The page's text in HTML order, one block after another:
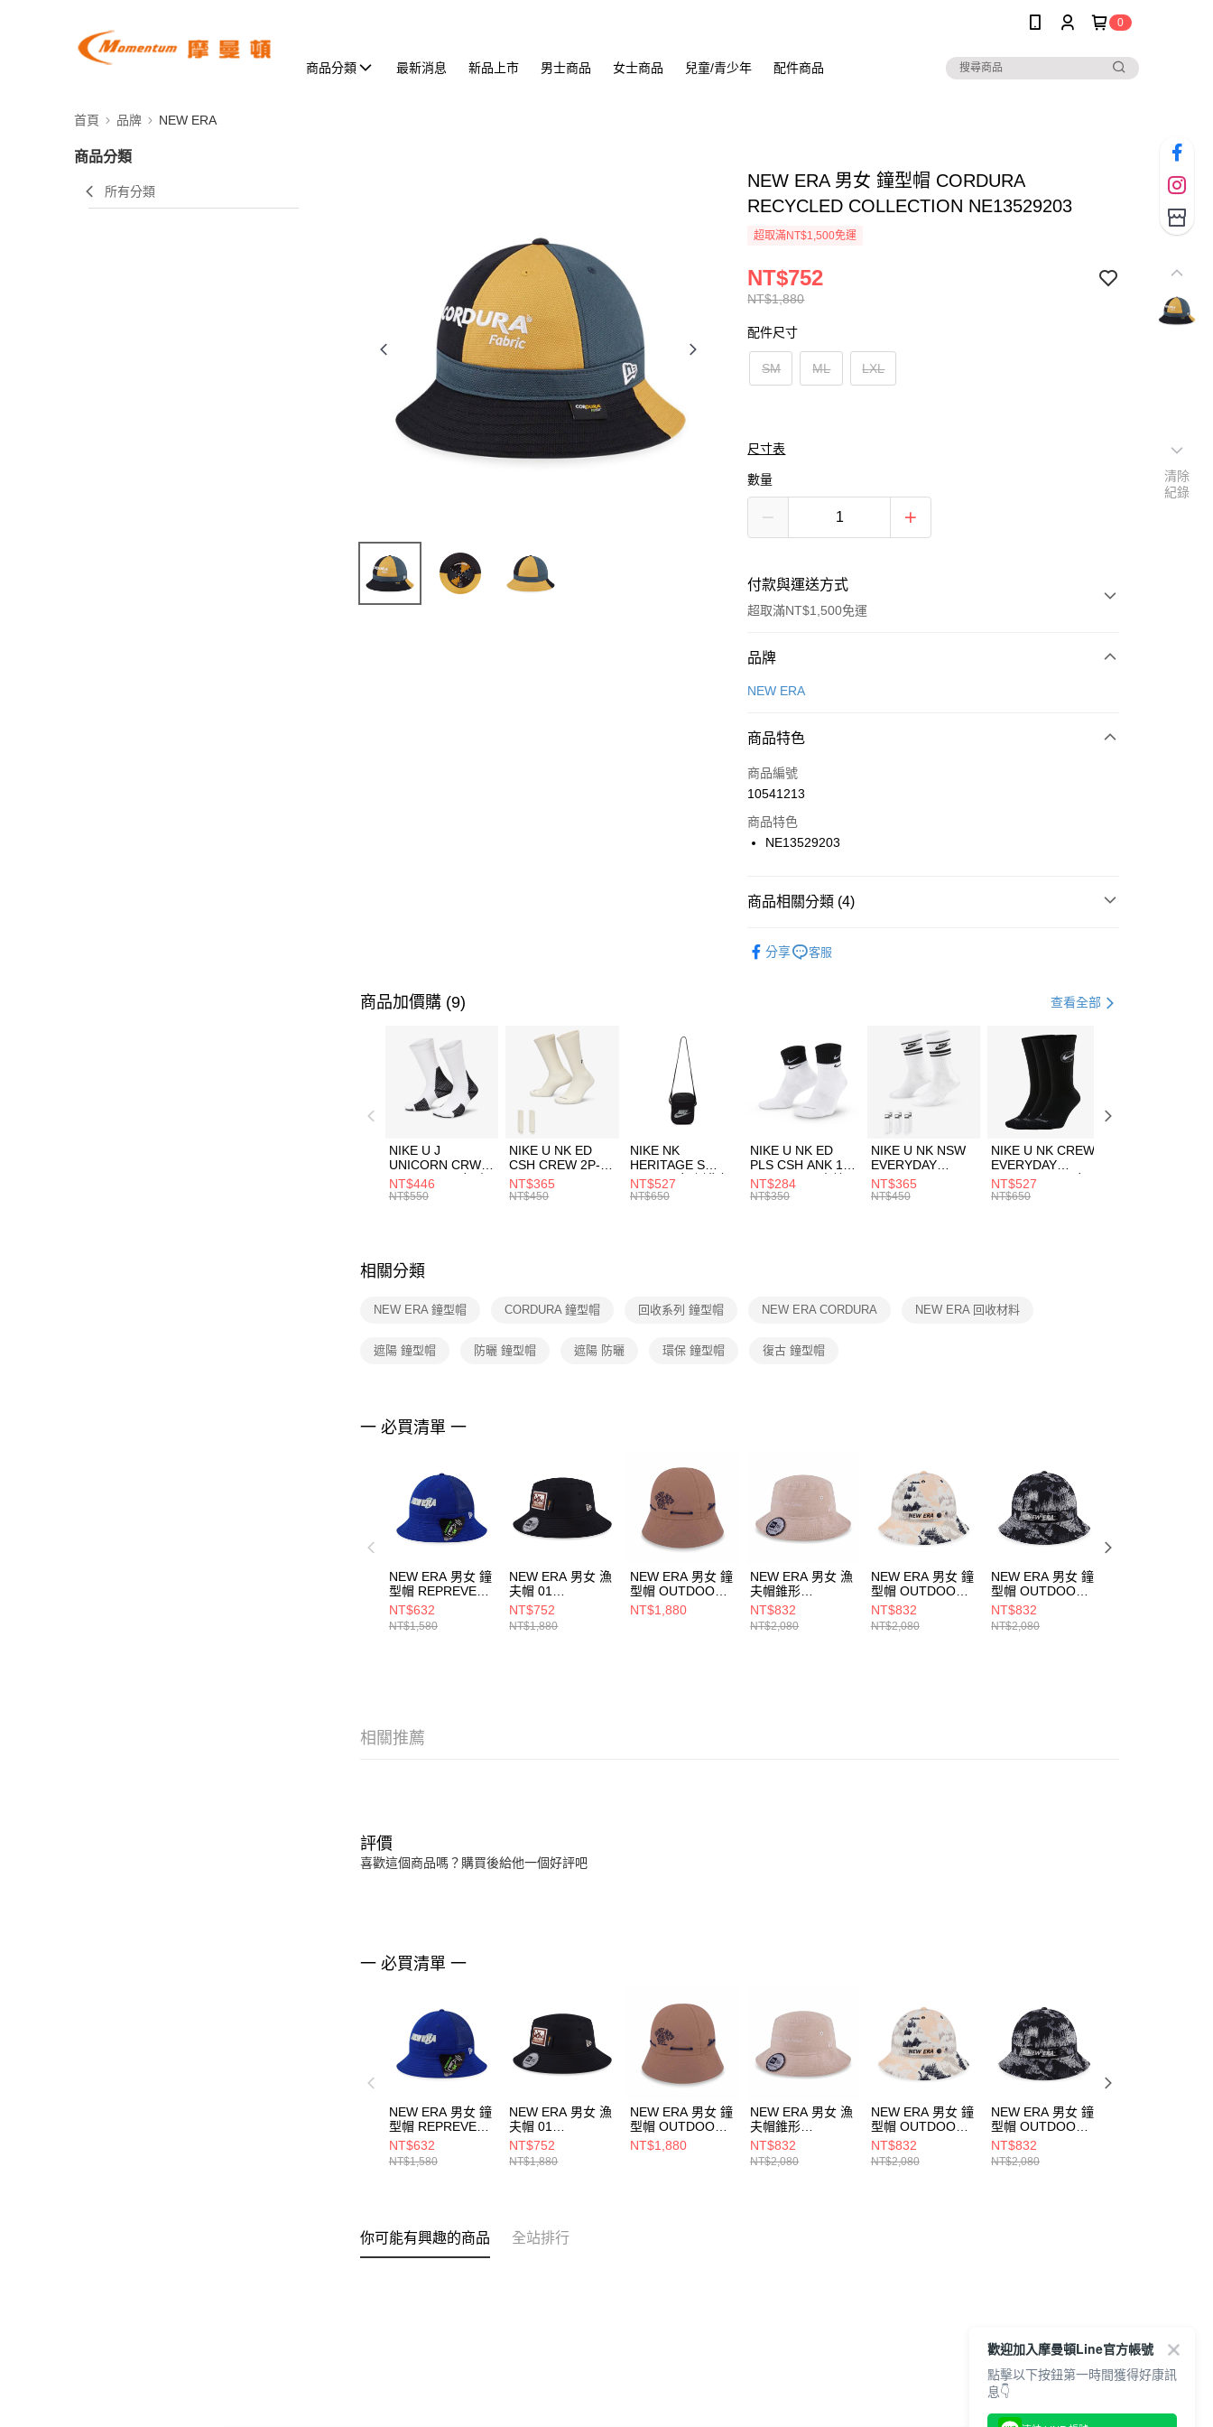
0
商品分類 最新消息 新品上市 男士商品 女士商品 兒童/青少年 配件商品
首頁 品牌 NEW ERA
商品分類
所有分類
NEW ERA 男女 鐘型帽 CORDURA
RECYCLED COLLECTION NE13529203
超取滿NT$1,500免運
NT$1,880
NT$752
配件尺寸
SM ML LXL
尺寸表
數量
付款與運送方式
超取滿NT$1,500免運
付款方式
信用卡一次付款
合作金庫商業銀行
華南商業銀行
上海商業儲蓄銀行
國泰世華商業銀行
聯邦商業銀行
台新國際商業銀行
LINE Pay
Apple Pay
【關於「AFTEE先享後付」】
３．安心：先確認商品／服務後，再付款。
【「AFTEE先享後付」結帳流程】
１．於結帳方式選擇「AFTEE先享後付」後，將跳轉至「AFTEE先享後
付」結帳頁面，進行簡訊認證並確認金額後，即可完成結帳。
２．訂單成立數日內，您將收到繳費通知簡訊。
３．收到繳費通知簡訊後14天內，點擊此簡訊中的連結，可透過四大超商
／ATM／網路銀行／等多元方式進行付款，方視為交易完成。
※ 請注意：結帳手續完成當下不需立刻繳費，但若您需要取消訂單，請聯
絡購買商品的店家。未經商家同意取消之訂單仍視為有效，需透過AFTEE
先享後付繳納相關費用。
交易，需依本服務之必要範圍內提供個人資料，並將交易相關給付款項請
２．關於個人資料處理事宜，請瀏覽以下網址：
５．嚴禁一人註冊多個帳號或使用他人資訊註冊。若發現惡意使用之情
形，恩沛科技股份有限公司將有權停止該用戶之使用額度並採取法律行
動。
每筆NT$100，滿NT$1,500(含以上)免運費
每筆NT$100，滿NT$1,500(含以上)免運費
付款後門市自取
每筆NT$100，滿NT$1,500(含以上)免運費
品牌
NEW ERA
商品特色
商品編號
10541213
商品特色
NE13529203
商品相關分類 (4)
分享 客服
商品加價購 (9) 查看全部
NIKE U J
UNICORN CRW
1PR -160 男女 中
統襪 FZ3393100
NT$446
NT$550
NIKE U NK ED
CSH CREW 2P-
144 EMBRDY 男
女 短統襪
NT$365
NT$450
NIKE NK
HERITAGE S
SMIT 男女 側背包
BA5871010
NT$527
NT$650
NIKE U NK ED
PLS CSH ANK 1P
144 DBL 男 中統
襪 DH4058104
NT$284
NT$350
NIKE U NK NSW
EVERYDAY
ESSENTIAL CR
男女 短統襪
NT$365
NT$450
NIKE U NK CREW
EVERYDAY
BBALL 3PR 男女
長統襪
NT$527
NT$650
相關分類
NEW ERA 鐘型帽 CORDURA 鐘型帽 回收系列 鐘型帽 NEW ERA CORDURA NEW ERA 回收材料
遮陽 鐘型帽 防曬 鐘型帽 遮陽 防曬 環保 鐘型帽 復古 鐘型帽
一 必買清單 一
NEW ERA 男女 鐘
型帽 REPREVER
& MESH
COLLECTION
NE13529196
NT$632
NT$1,580
NEW ERA 男女 漁
夫帽 01
CORDURA
RECYCLED NEW
ERA NE13773960
NT$752
NT$1,880
NEW ERA 男女 鐘
型帽 OUTDOOR
FISH NET NEW
ERA 卡其
NT$1,880
NEW ERA 男女 漁
夫帽錐形
CORDUROY NEW
ERA NE13956930
NT$832
NT$2,080
NEW ERA 男女 鐘
型帽 OUTDOOR
FOREST CAMO
NEW ERA
NE13705289
NT$832
NT$2,080
NEW ERA 男女 鐘
型帽 OUTDOOR
FOREST CAMO
NEW ERA
NE13705290
NT$832
NT$2,080
相關推薦
評價
喜歡這個商品嗎？購買後給他一個好評吧
一 必買清單 一
NEW ERA 男女 鐘
型帽 REPREVER
& MESH
COLLECTION
NE13529196
NT$632
NT$1,580
NEW ERA 男女 漁
夫帽 01
CORDURA
RECYCLED NEW
ERA NE13773960
NT$752
NT$1,880
NEW ERA 男女 鐘
型帽 OUTDOOR
FISH NET NEW
ERA 卡其
NT$1,880
NEW ERA 男女 漁
夫帽錐形
CORDUROY NEW
ERA NE13956930
NT$832
NT$2,080
NEW ERA 男女 鐘
型帽 OUTDOOR
FOREST CAMO
NEW ERA
NE13705289
NT$832
NT$2,080
NEW ERA 男女 鐘
型帽 OUTDOOR
FOREST CAMO
NEW ERA
NE13705290
NT$832
NT$2,080
你可能有興趣的商品 全站排行
清除
紀錄
歡迎加入摩曼頓Line官方帳號
點擊以下按鈕第一時間獲得好康訊
息👇